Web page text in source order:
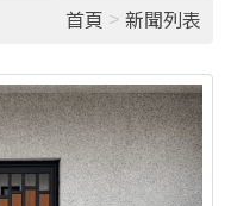
首頁 > 新聞列表